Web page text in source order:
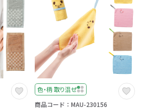
色・柄 取り混ぜ
商品コード：MAU-230156